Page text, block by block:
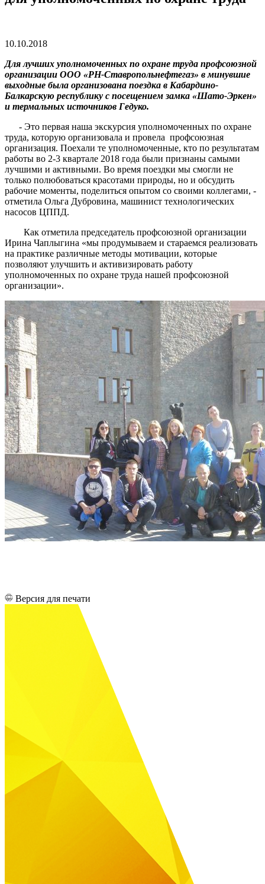
10.10.2018
Для лучших уполномоченных по охране труда профсоюзной
организации ООО «РН-Ставропольнефтегаз» в минувшие
выходные была организована поездка в Кабардино-
Балкарскую республику с посещением замка «Шато-Эркен»
и термальных источников Гедуко.
- Это первая наша экскурсия уполномоченных по охране
труда, которую организовала и провела профсоюзная
организация. Поехали те уполномоченные, кто по результатам
работы во 2-3 квартале 2018 года были признаны самыми
лучшими и активными. Во время поездки мы смогли не
только полюбоваться красотами природы, но и обсудить
рабочие моменты, поделиться опытом со своими коллегами, -
отметила Ольга Дубровина, машинист технологических
насосов ЦППД.
Как отметила председатель профсоюзной организации
Ирина Чаплыгина «мы продумываем и стараемся реализовать
на практике различные методы мотивации, которые
позволяют улучшить и активизировать работу
уполномоченных по охране труда нашей профсоюзной
организации».
Версия для печати